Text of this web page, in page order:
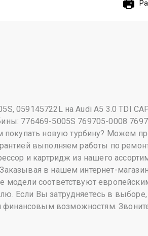
059145722L на Audi A5 3.0 TDI
776469-5005S 769705-0008
покупать новую турбину? Можем
выполняем работы по
и картридж из нашего
в нашем интернет-
соответствуют
Если Вы затрудняетесь в
возможностям.